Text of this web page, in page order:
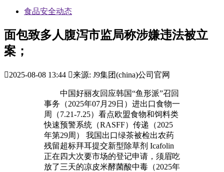
食品安全动态
面包致多人腹泻市监局称涉嫌违法被立
案；
2025-08-08 13:44 来源: J9集团(china)公司官网
中国好丽友回应韩国“鱼形派”召回
事务（2025年07月29日）进出口食物一
周（7.21-7.25）看点欧盟食物和饲料类
快速预警系统（RASFF）传递（2025
年第29周） 我国出口绿茶被检出农药
残留超标拜耳提交新型除草剂 Icafolin
正在四大次要市场的登记申请，须眉吃
放了三天的凉皮米酵菌酸中毒（2025年